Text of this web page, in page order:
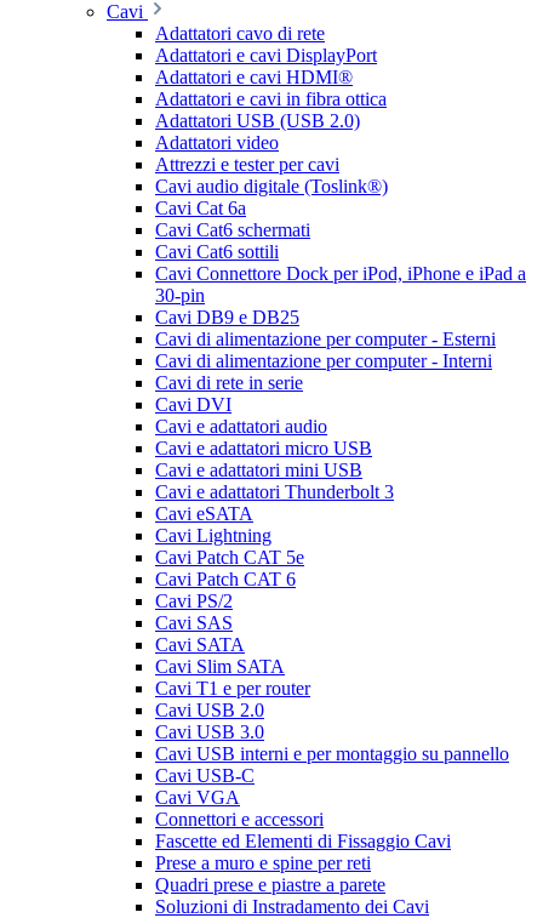
Cavi
Adattatori cavo di rete
Adattatori e cavi DisplayPort
Adattatori e cavi HDMI®
Adattatori e cavi in fibra ottica
Adattatori USB (USB 2.0)
Adattatori video
Attrezzi e tester per cavi
Cavi audio digitale (Toslink®)
Cavi Cat 6a
Cavi Cat6 schermati
Cavi Cat6 sottili
Cavi Connettore Dock per iPod, iPhone e iPad a
30-pin
Cavi DB9 e DB25
Cavi di alimentazione per computer - Esterni
Cavi di alimentazione per computer - Interni
Cavi di rete in serie
Cavi DVI
Cavi e adattatori audio
Cavi e adattatori micro USB
Cavi e adattatori mini USB
Cavi e adattatori Thunderbolt 3
Cavi eSATA
Cavi Lightning
Cavi Patch CAT 5e
Cavi Patch CAT 6
Cavi PS/2
Cavi SAS
Cavi SATA
Cavi Slim SATA
Cavi T1 e per router
Cavi USB 2.0
Cavi USB 3.0
Cavi USB interni e per montaggio su pannello
Cavi USB-C
Cavi VGA
Connettori e accessori
Fascette ed Elementi di Fissaggio Cavi
Prese a muro e spine per reti
Quadri prese e piastre a parete
Soluzioni di Instradamento dei Cavi